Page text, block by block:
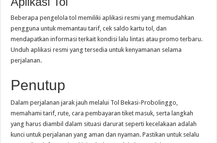
Beberapa pengelola tol memiliki aplikasi resmi yang memudahkan
pengguna untuk memantau tarif, cek saldo kartu tol, dan
mendapatkan informasi terkait kondisi lalu lintas atau promo terbaru.
Unduh aplikasi resmi yang tersedia untuk kenyamanan selama
perjalanan.
Penutup
Dalam perjalanan jarak jauh melalui Tol Bekasi-Probolinggo,
memahami tarif, rute, cara pembayaran tiket masuk, serta langkah
yang harus diambil dalam situasi darurat seperti kecelakaan adalah
kunci untuk perjalanan yang aman dan nyaman. Pastikan untuk selalu